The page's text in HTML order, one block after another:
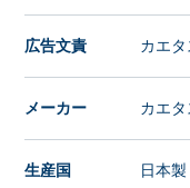
広告文責 カエ
メーカー カエ
生産国 日本製